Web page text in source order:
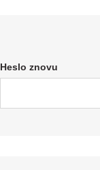
Heslo znovu